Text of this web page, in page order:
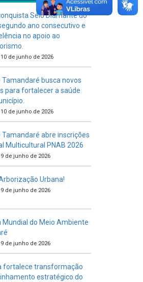
Selo Diamante do
ano consecutivo e
no apoio ao
de junho de 2026
busca novos
para fortalecer a saúde
de junho de 2026
abre inscrições
Multicultural PNAB 2026
de junho de 2026
Urbana!
de junho de 2026
Mundial do Meio Ambiente
de junho de 2026
fortalece transformação
estratégico do